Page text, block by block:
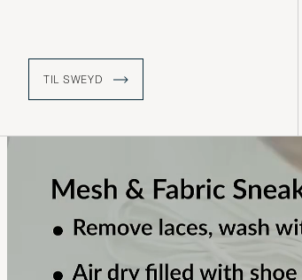
bærekraft.
TIL SWEYD